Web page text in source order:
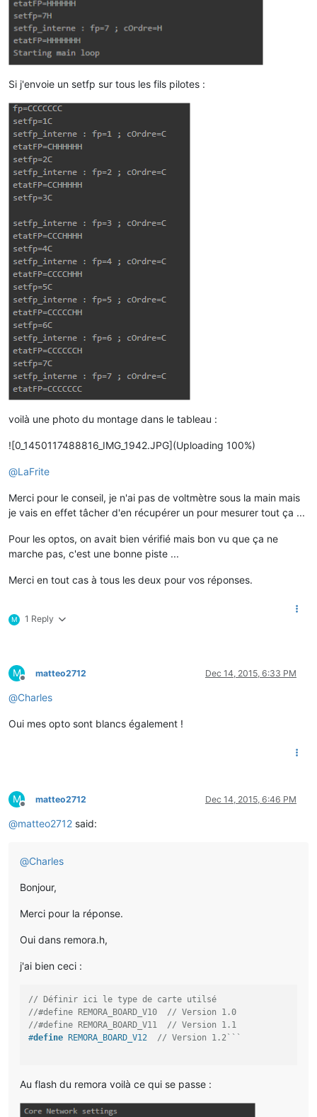
Si j'envoie un setfp sur tous les fils pilotes :
voilà une photo du montage dans le tableau :
![0_1450117488816_IMG_1942.JPG](Uploading 100%)
@LaFrite
Merci pour le conseil, je n'ai pas de voltmètre sous la main mais
je vais en effet tâcher d'en récupérer un pour mesurer tout ça ...
Pour les optos, on avait bien vérifié mais bon vu que ça ne
marche pas, c'est une bonne piste ...
Merci en tout cas à tous les deux pour vos réponses.
M 1 Reply
M
Offline
matteo2712 Dec 14, 2015, 6:33 PM
@Charles
Oui mes opto sont blancs également !
M
Offline
matteo2712 Dec 14, 2015, 6:46 PM
@matteo2712 said:
@Charles
Bonjour,
Merci pour la réponse.
Oui dans remora.h,
j'ai bien ceci :
// Définir ici le type de carte utilsé
//#define REMORA_BOARD_V10  // Version 1.0
//#define REMORA_BOARD_V11  // Version 1.1
#define REMORA_BOARD_V12 // Version 1.2```
Au flash du remora voilà ce qui se passe :